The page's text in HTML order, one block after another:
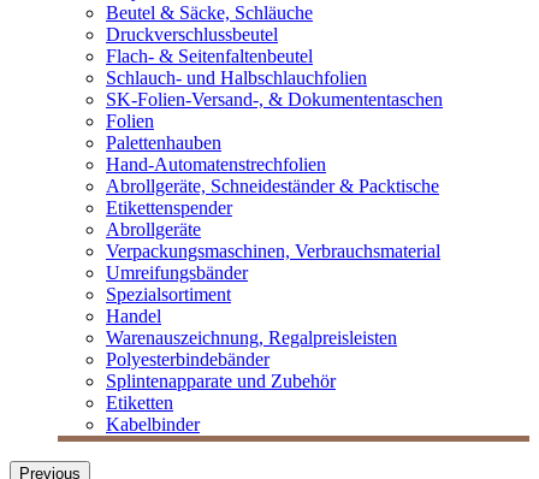
Beutel & Säcke, Schläuche
Druckverschlussbeutel
Flach- & Seitenfaltenbeutel
Schlauch- und Halbschlauchfolien
SK-Folien-Versand-, & Dokumententaschen
Folien
Palettenhauben
Hand-Automatenstrechfolien
Abrollgeräte, Schneideständer & Packtische
Etikettenspender
Abrollgeräte
Verpackungsmaschinen, Verbrauchsmaterial
Umreifungsbänder
Spezialsortiment
Handel
Warenauszeichnung, Regalpreisleisten
Polyesterbindebänder
Splintenapparate und Zubehör
Etiketten
Kabelbinder
Previous